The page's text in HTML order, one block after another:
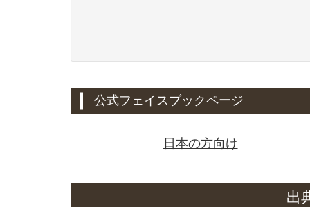
公式フェイスブックページ
日本の方向け
出